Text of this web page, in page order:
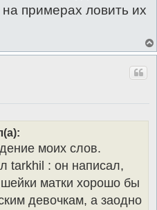
примерах ловить их
моих слов.
tarkhil : он написал,
шейки матки хорошо бы
девочкам, а заодно